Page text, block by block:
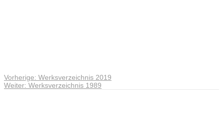
Beitragsnavigation
Vorherige: Vorheriger
Beitrag:
Werksverzeichnis 2019
Weiter: Nächster
Werksverzeichnis 1989